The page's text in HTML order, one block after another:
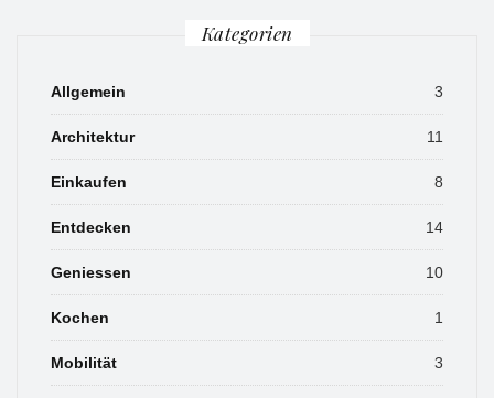
Kategorien
Allgemein 3
Architektur 11
Einkaufen 8
Entdecken 14
Geniessen 10
Kochen 1
Mobilität 3